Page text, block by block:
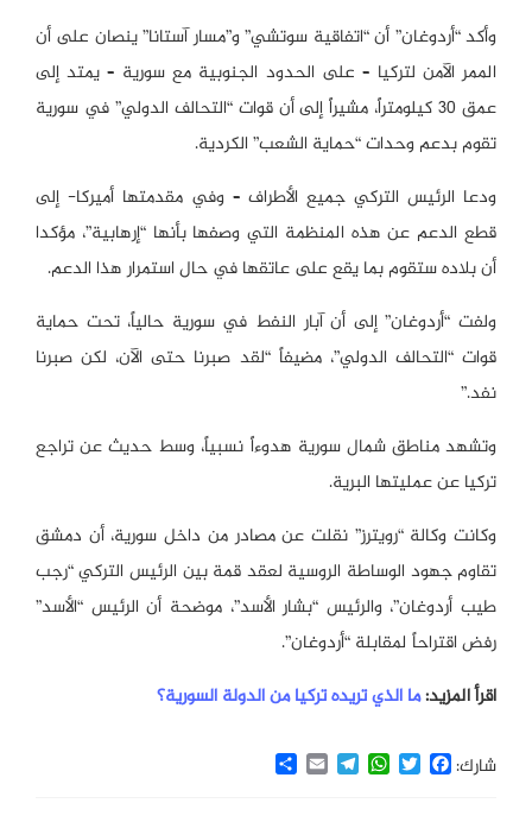
وأكد “أردوغان” أن “اتفاقية سوتشي” و”مسار آستانا” ينصان على أن
الممر الآمن لتركيا – على الحدود الجنوبية مع سورية – يمتد إلى
عمق 30 كيلومتراً، مشيراً إلى أن قوات “التحالف الدولي” في سورية
تقوم بدعم وحدات “حماية الشعب” الكردية.
ودعا الرئيس التركي جميع الأطراف – وفي مقدمتها أميركا- إلى
قطع الدعم عن هذه المنظمة التي وصفها بأنها “إرهابية”، مؤكدا
أن بلاده ستقوم بما يقع على عاتقها في حال استمرار هذا الدعم.
ولفت “أردوغان” إلى أن آبار النفط في سورية حالياً، تحت حماية
قوات “التحالف الدولي”، مضيفاً “لقد صبرنا حتى الآن، لكن صبرنا
نفد.”
وتشهد مناطق شمال سورية هدوءاً نسبياً، وسط حديث عن تراجع
تركيا عن عمليتها البرية.
وكانت وكالة “رويترز” نقلت عن مصادر من داخل سورية، أن دمشق
تقاوم جهود الوساطة الروسية لعقد قمة بين الرئيس التركي “رجب
طيب أردوغان”، والرئيس “بشار الأسد”، موضحة أن الرئيس “الأسد”
رفض اقتراحاً لمقابلة “أردوغان”.
اقرأ المزيد:ما الذي تريده تركيا من الدولة السورية؟
شارك: Facebook
Twitter
WhatsApp
Telegram
Email
Share